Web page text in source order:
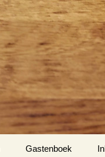
Gastenboek